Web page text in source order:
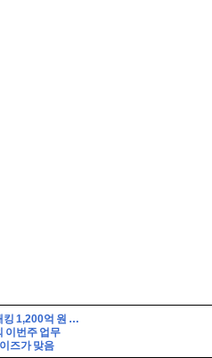
콜드월렛도 뚫렸다? 콜드카드 해킹 1,200억 원 피해와 안전한 대응법
이번주 업무
즈가 맞음